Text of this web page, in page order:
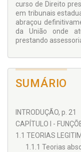
curso de Direito
em tribunais
abraçou
da União onde
prestando
SUMÁRIO
INTRODUÇÃO, p. 21
CAPÍTULO I -
1.1 TEORIAS
1.1.1 Teorias